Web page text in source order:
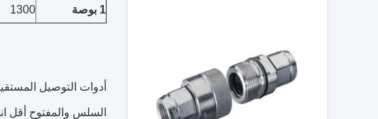
1 بوصة 1300
السلس والمفتوح أقل